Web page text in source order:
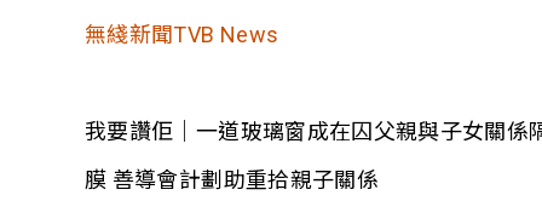
無綫新聞TVB News
我要讚佢｜一道玻璃窗成在囚父親與子女關係
膜 善導會計劃助重拾親子關係